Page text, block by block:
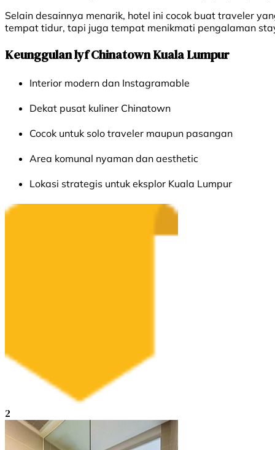
Selain desainnya menarik, hotel ini cocok buat traveler
tempat tidur, tapi juga tempat menikmati pengalaman
Keunggulan lyf Chinatown Kuala Lumpur
Interior modern dan Instagramable
Dekat pusat kuliner Chinatown
Cocok untuk solo traveler maupun pasangan
Area komunal nyaman dan aesthetic
Lokasi strategis untuk eksplor Kuala Lumpur
2